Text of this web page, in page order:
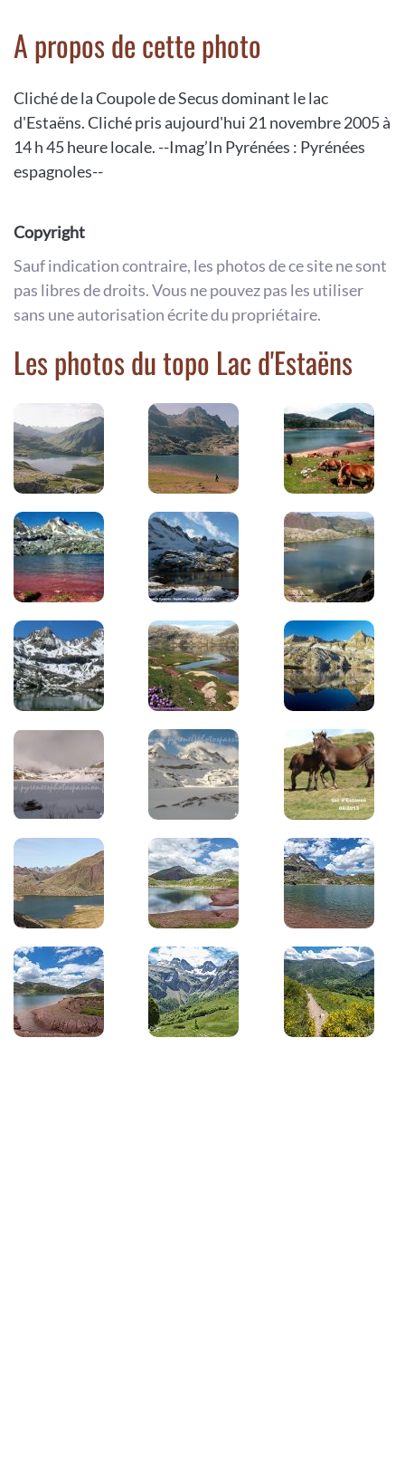
A propos de cette photo
Cliché de la Coupole de Secus dominant le lac
d'Estaëns. Cliché pris aujourd'hui 21 novembre 2005 à
14 h 45 heure locale. --Imag’In Pyrénées : Pyrénées
espagnoles--
Copyright
Sauf indication contraire, les photos de ce site ne sont
pas libres de droits. Vous ne pouvez pas les utiliser
sans une autorisation écrite du propriétaire.
Les photos du topo Lac d'Estaëns